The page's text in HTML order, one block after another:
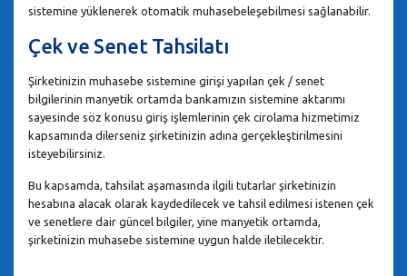
sistemine yüklenerek otomatik muhasebeleşebilmesi sağlanabilir.
Çek ve Senet Tahsilatı
Şirketinizin muhasebe sistemine girişi yapılan çek / senet
bilgilerinin manyetik ortamda bankamızın sistemine aktarımı
sayesinde söz konusu giriş işlemlerinin çek cirolama hizmetimiz
kapsamında dilerseniz şirketinizin adına gerçekleştirilmesini
isteyebilirsiniz.
Bu kapsamda, tahsilat aşamasında ilgili tutarlar şirketinizin
hesabına alacak olarak kaydedilecek ve tahsil edilmesi istenen çek
ve senetlere dair güncel bilgiler, yine manyetik ortamda,
şirketinizin muhasebe sistemine uygun halde iletilecektir.